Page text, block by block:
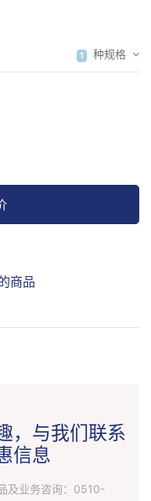
1 种规格
商品
，与我们联系
信息
业务咨询： 0510-